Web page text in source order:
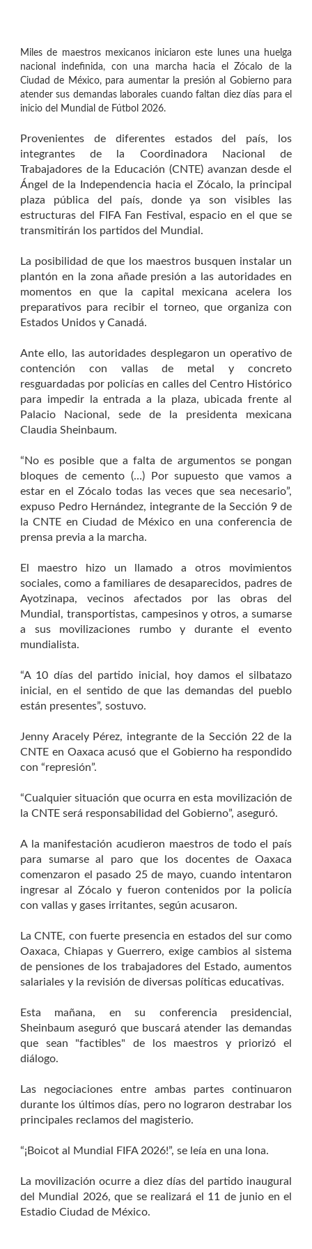
Miles de maestros mexicanos iniciaron este lunes una huelga
nacional indefinida, con una marcha hacia el Zócalo de la
Ciudad de México, para aumentar la presión al Gobierno para
atender sus demandas laborales cuando faltan diez días para el
inicio del Mundial de Fútbol 2026.
Provenientes de diferentes estados del país, los
integrantes de la Coordinadora Nacional de
Trabajadores de la Educación (CNTE) avanzan desde el
Ángel de la Independencia hacia el Zócalo, la principal
plaza pública del país, donde ya son visibles las
estructuras del FIFA Fan Festival, espacio en el que se
transmitirán los partidos del Mundial.
La posibilidad de que los maestros busquen instalar un
plantón en la zona añade presión a las autoridades en
momentos en que la capital mexicana acelera los
preparativos para recibir el torneo, que organiza con
Estados Unidos y Canadá.
Ante ello, las autoridades desplegaron un operativo de
contención con vallas de metal y concreto
resguardadas por policías en calles del Centro Histórico
para impedir la entrada a la plaza, ubicada frente al
Palacio Nacional, sede de la presidenta mexicana
Claudia Sheinbaum.
“No es posible que a falta de argumentos se pongan
bloques de cemento (…) Por supuesto que vamos a
estar en el Zócalo todas las veces que sea necesario”,
expuso Pedro Hernández, integrante de la Sección 9 de
la CNTE en Ciudad de México en una conferencia de
prensa previa a la marcha.
El maestro hizo un llamado a otros movimientos
sociales, como a familiares de desaparecidos, padres de
Ayotzinapa, vecinos afectados por las obras del
Mundial, transportistas, campesinos y otros, a sumarse
a sus movilizaciones rumbo y durante el evento
mundialista.
“A 10 días del partido inicial, hoy damos el silbatazo
inicial, en el sentido de que las demandas del pueblo
están presentes”, sostuvo.
Jenny Aracely Pérez, integrante de la Sección 22 de la
CNTE en Oaxaca acusó que el Gobierno ha respondido
con “represión”.
“Cualquier situación que ocurra en esta movilización de
la CNTE será responsabilidad del Gobierno”, aseguró.
A la manifestación acudieron maestros de todo el país
para sumarse al paro que los docentes de Oaxaca
comenzaron el pasado 25 de mayo, cuando intentaron
ingresar al Zócalo y fueron contenidos por la policía
con vallas y gases irritantes, según acusaron.
La CNTE, con fuerte presencia en estados del sur como
Oaxaca, Chiapas y Guerrero, exige cambios al sistema
de pensiones de los trabajadores del Estado, aumentos
salariales y la revisión de diversas políticas educativas.
Esta mañana, en su conferencia presidencial,
Sheinbaum aseguró que buscará atender las demandas
que sean "factibles" de los maestros y priorizó el
diálogo.
Las negociaciones entre ambas partes continuaron
durante los últimos días, pero no lograron destrabar los
principales reclamos del magisterio.
“¡Boicot al Mundial FIFA 2026!”, se leía en una lona.
La movilización ocurre a diez días del partido inaugural
del Mundial 2026, que se realizará el 11 de junio en el
Estadio Ciudad de México.